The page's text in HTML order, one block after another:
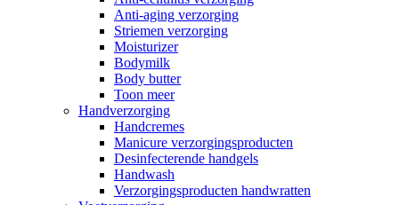
Anti-aging verzorging
Striemen verzorging
Moisturizer
Bodymilk
Body butter
Toon meer
Handverzorging
Handcremes
Manicure verzorgingsproducten
Desinfecterende handgels
Handwash
Verzorgingsproducten handwratten